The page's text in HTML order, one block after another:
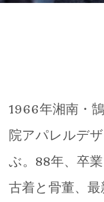
1966年湘南・
院アパレルデ
ぶ。88年、卒
古着と骨董、